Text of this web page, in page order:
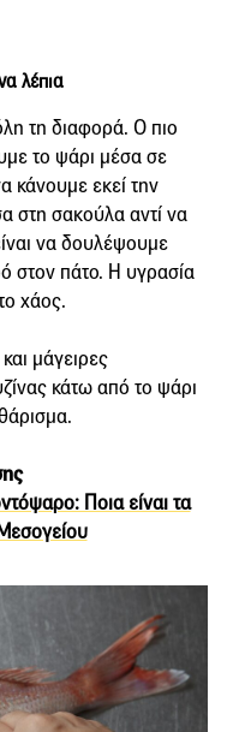
λέπια
τη διαφορά. Ο πιο
το ψάρι μέσα σε
κάνουμε εκεί την
στη σακούλα αντί να
να δουλέψουμε
στον πάτο. Η υγρασία
χάος.
μάγειρες
κάτω από το ψάρι
Ποια είναι τα